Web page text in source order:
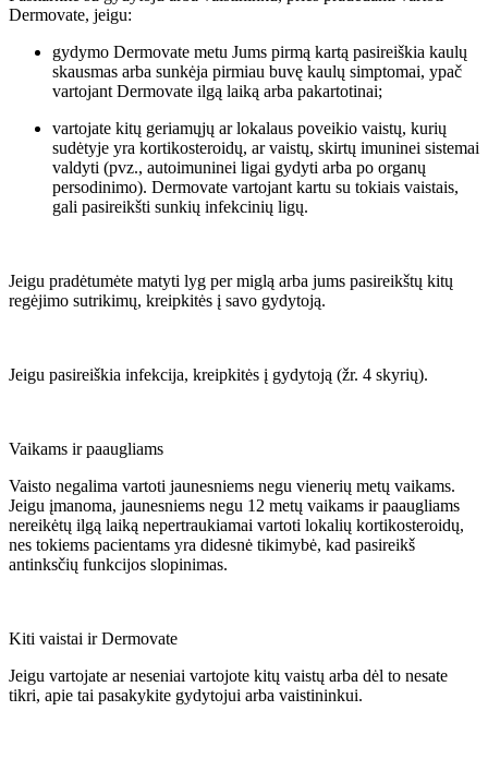
Dermovate, jeigu:
gydymo Dermovate metu Jums pirmą kartą pasireiškia kaulų
skausmas arba sunkėja pirmiau buvę kaulų simptomai, ypač
vartojant Dermovate ilgą laiką arba pakartotinai;
vartojate kitų geriamųjų ar lokalaus poveikio vaistų, kurių
sudėtyje yra kortikosteroidų, ar vaistų, skirtų imuninei sistemai
valdyti (pvz., autoimuninei ligai gydyti arba po organų
persodinimo). Dermovate vartojant kartu su tokiais vaistais,
gali pasireikšti sunkių infekcinių ligų.
Jeigu pradėtumėte matyti lyg per miglą arba jums pasireikštų kitų
regėjimo sutrikimų, kreipkitės į savo gydytoją.
Jeigu pasireiškia infekcija, kreipkitės į gydytoją (žr. 4 skyrių).
Vaikams ir paaugliams
Vaisto negalima vartoti jaunesniems negu vienerių metų vaikams.
Jeigu įmanoma, jaunesniems negu 12 metų vaikams ir paaugliams
nereikėtų ilgą laiką nepertraukiamai vartoti lokalių kortikosteroidų,
nes tokiems pacientams yra didesnė tikimybė, kad pasireikš
antinksčių funkcijos slopinimas.
Kiti vaistai ir Dermovate
Jeigu vartojate ar neseniai vartojote kitų vaistų arba dėl to nesate
tikri, apie tai pasakykite gydytojui arba vaistininkui.